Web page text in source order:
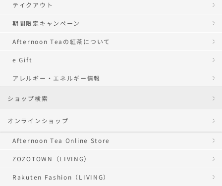
テイクアウト
期間限定キャンペーン
Afternoon Teaの紅茶について
e Gift
アレルギー・エネルギー情報
ショップ検索
オンラインショップ
Afternoon Tea Online Store
ZOZOTOWN（LIVING）
Rakuten Fashion（LIVING）